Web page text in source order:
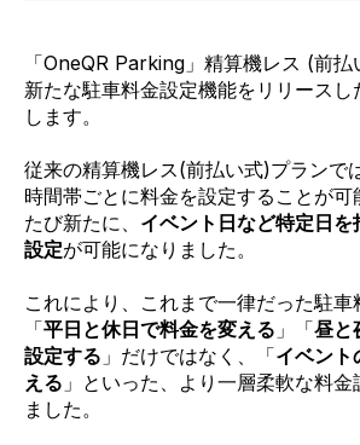
「OneQR Parking」精算機レス (前
新たな駐車料金設定機能をリリース
します。
従来の精算機レス(前払い式)プランで
時間帯ごとに料金を設定することが
たび新たに、 イベント日など特定日
設定が可能になりました。
これにより、これまで一律だった駐車
「平日と休日で料金を変える 」「昼と
設定する 」だけではなく、「イベント
える 」といった、より一層柔軟な料金
ました。